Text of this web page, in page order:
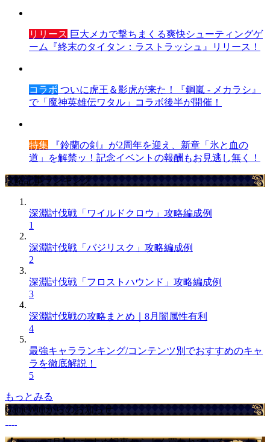
リリース 巨大メカで撃ちまくる爽快シューティングゲ
ーム『終末のタイタン：ラストラッシュ』リリース！
コラボ ついに虎王＆影虎が来た！『鋼嵐 - メカラシ』
で「魔神英雄伝ワタル」コラボ後半が開催！
特集 『鈴蘭の剣』が2周年を迎え、新章「氷と血の
道」を解禁ッ！記念イベントの報酬もお見逃し無く！
攻略記事ランキング
深淵討伐戦「ワイルドクロウ」攻略編成例
1
深淵討伐戦「バジリスク」攻略編成例
2
深淵討伐戦「フロストハウンド」攻略編成例
3
深淵討伐戦の攻略まとめ｜8月闇属性有利
4
最強キャラランキング/コンテンツ別でおすすめのキャ
ラを徹底解説！
5
もっとみる
GameWithからのお知らせ